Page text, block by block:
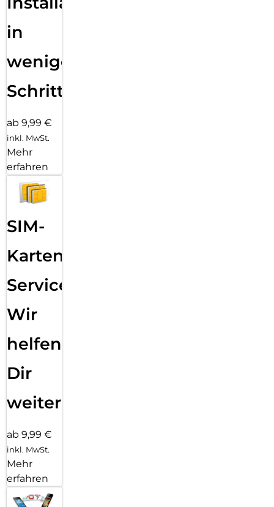
in
wenigen
Schritten
ab 9,99 €
inkl. MwSt.
Mehr
erfahren
SIM-
Karten
Service:
Wir
helfen
Dir
weiter
ab 9,99 €
inkl. MwSt.
Mehr
erfahren